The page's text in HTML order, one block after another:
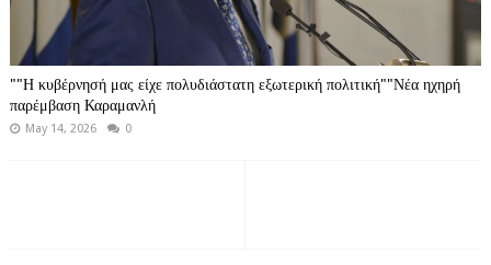
""Η κυβέρνησή μας είχε πολυδιάστατη εξωτερική πολιτική""Νέα ηχηρή
παρέμβαση Καραμανλή
May 14, 2026 0